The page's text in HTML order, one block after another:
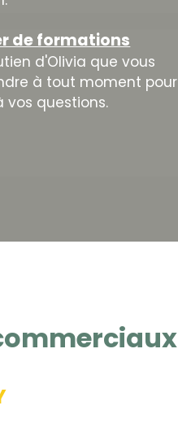
de formations
d'Olivia que vous
à tout moment pour
vos questions.